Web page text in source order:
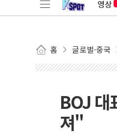
영상
홈 글로벌·중국
BOJ 대
져"